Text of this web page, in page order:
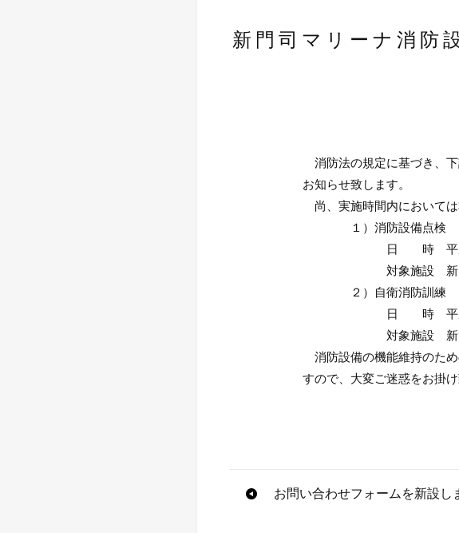
新門司マリーナ消防
消防法の規定に基づき、下
お知らせ致します。
尚、実施時間内においては
１）消防設備点検
日 時 平成２１年１０
対象施設 新門司マ
２）自衛消防訓練
日 時 平成２１年１
対象施設 新門司マ
消防設備の機能維持のため
すので、大変ご迷惑をお掛け
投
お問い合わせフォームを新設し